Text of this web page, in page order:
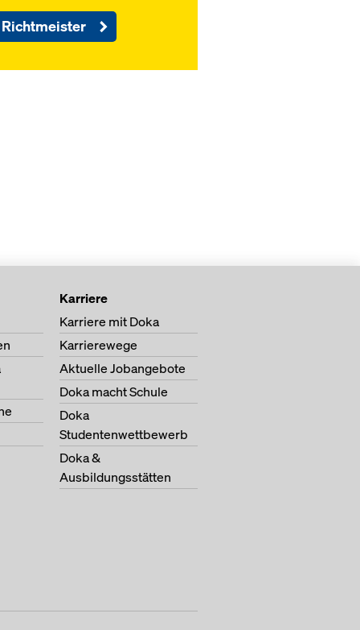
Richtmeister
Karriere
Karriere mit Doka
Karrierewege
Aktuelle Jobangebote
Doka macht Schule
Doka
Studentenwettbewerb
Doka &
Ausbildungsstätten